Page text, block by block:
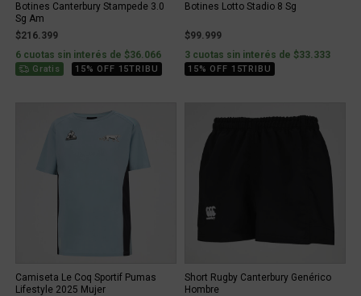
Botines Canterbury Stampede 3.0
Sg Am
$216.399
6 cuotas sin interés de $36.066
Gratis 15% OFF 15TRIBU
Botines Lotto Stadio 8 Sg
$99.999
3 cuotas sin interés de $33.333
15% OFF 15TRIBU
Camiseta Le Coq Sportif Pumas
Lifestyle 2025 Mujer
Short Rugby Canterbury Genérico
Hombre